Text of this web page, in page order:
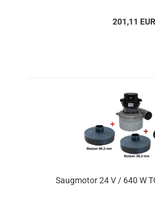
201,11 EUR
Saugmotor 24 V / 640 W